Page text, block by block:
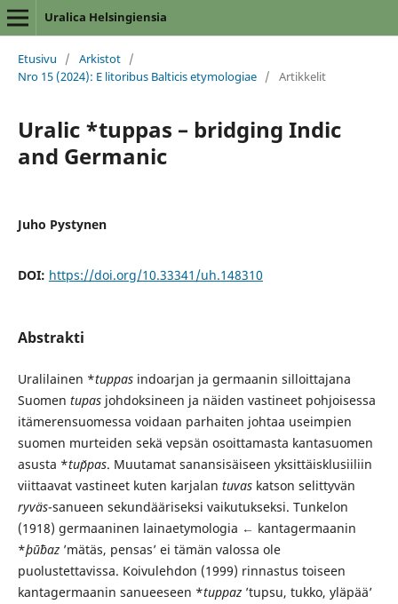
Uralica Helsingiensia
Etusivu / Arkistot /
Nro 15 (2024): E litoribus Balticis etymologiae / Artikkelit
Uralic *tuppas – bridging Indic
and Germanic
Juho Pystynen
DOI: https://doi.org/10.33341/uh.148310
Abstrakti
Uralilainen *tuppasindoarjan ja germaanin silloittajana
Suomen tupasjohdoksineen ja näiden vastineet pohjoisessa
itämerensuomessa voidaan parhaiten johtaa useimpien
suomen murteiden sekä vepsän osoittamasta kantasuomen
asusta *tup̆pas. Muutamat sanansisäiseen yksittäisklusiiliin
viittaavat vastineet kuten karjalan tuvaskatson selittyvän
ryväs-sanueen sekundääriseksi vaikutukseksi. Tunkelon
(1918) germaaninen lainaetymologia ← kantagermaanin
*þūƀaz’mätäs, pensas’ ei tämän valossa ole
puolustettavissa. Koivulehdon (1999) rinnastus toiseen
kantagermaanin sanueeseen *tuppaz’tupsu, tukko, yläpää’